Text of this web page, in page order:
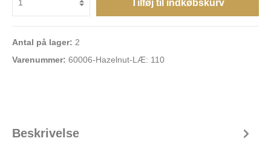
Tilføj til indkøbskurv
Antal på lager: 2
Varenummer: 60006-Hazelnut-LÆ: 110
Beskrivelse